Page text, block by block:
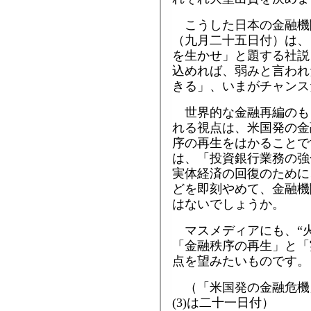
こうした日本の金融
（九月二十五日付）は
を生かせ」と題する社
込めれば、弱みと言わ
きる」、いまがチャン
世界的な金融再編の
れる視点は、米国発の
序の再生をはかること
は、「投資銀行業務の
実体経済の回復のため
どを即刻やめて、金融
はないでしょうか。
マスメディアにも、“
「金融秩序の再生」と
点を望みたいものです
（「米国発の金融危
(3)は二十一日付）